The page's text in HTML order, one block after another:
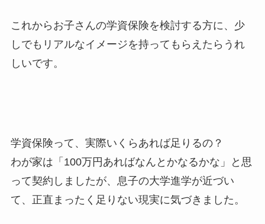
これからお子さんの学資保険を検討する方に、少
しでもリアルなイメージを持ってもらえたらうれ
しいです。
学資保険って、実際いくらあれば足りるの？
わが家は「100万円あればなんとかなるかな」と思
って契約しましたが、息子の大学進学が近づい
て、正直まったく足りない現実に気づきました。